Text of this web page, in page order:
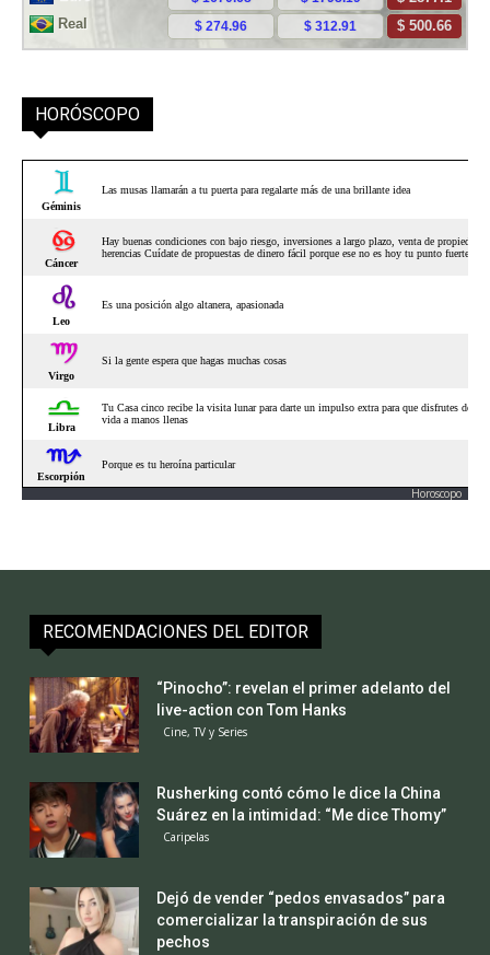
HORÓSCOPO
Horoscopo
RECOMENDACIONES DEL EDITOR
“Pinocho”: revelan el primer adelanto del
live-action con Tom Hanks
Cine, TV y Series
Rusherking contó cómo le dice la China
Suárez en la intimidad: “Me dice Thomy”
Caripelas
Dejó de vender “pedos envasados” para
comercializar la transpiración de sus
pechos